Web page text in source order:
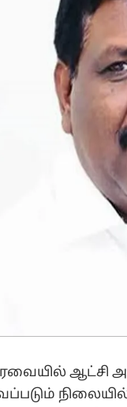
ஆட்சி